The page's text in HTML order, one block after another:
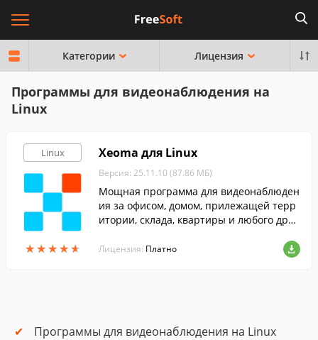
Категории Лицензия
Программы для видеонаблюдения на
Linux
Linux
★★★★★
★★★★★
Xeoma для Linux
Версия: 25.11.10 (87.86 МБ)
Мощная программа для видеонаблюден
ия за офисом, домом, прилежащей терр
итории, склада, квартиры и любого друг
Лицензия: Платно
Программы для видеонаблюдения на Linux